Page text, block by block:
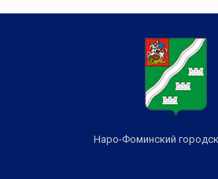
Наро-Фоминский